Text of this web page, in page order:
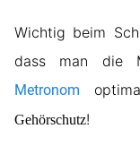
Wichtig beim
dass man die
Metronom
Gehörschutz!